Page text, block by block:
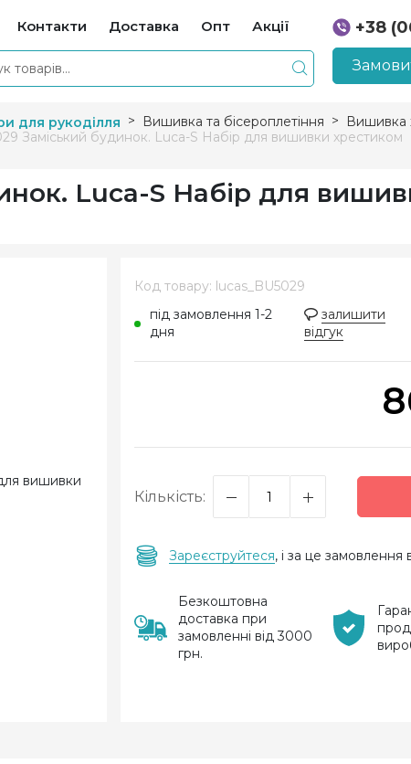
Контакти Доставка Опт Акції
+38
+38
для рукоділля Вишивка та бісероплетіння Вишивка
Заміський будинок. Luca-S Набір для вишивки хрестиком
Luca-S Набір для
Код товару: lucas_BU5029
під замовлення 1-2
дня
залишити
відгук
Кількість:
Зареєструйтеся, і за це
Безкоштовна
доставка при
замовленні від 3000
грн.